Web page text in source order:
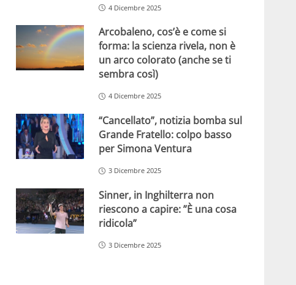
4 Dicembre 2025
Arcobaleno, cos’è e come si
forma: la scienza rivela, non è
un arco colorato (anche se ti
sembra così)
4 Dicembre 2025
“Cancellato”, notizia bomba sul
Grande Fratello: colpo basso
per Simona Ventura
3 Dicembre 2025
Sinner, in Inghilterra non
riescono a capire: ”È una cosa
ridicola”
3 Dicembre 2025